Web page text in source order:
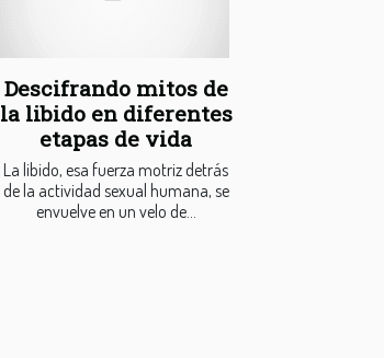
Descifrando mitos de
la libido en diferentes
etapas de vida
La libido, esa fuerza motriz detrás
de la actividad sexual humana, se
envuelve en un velo de...